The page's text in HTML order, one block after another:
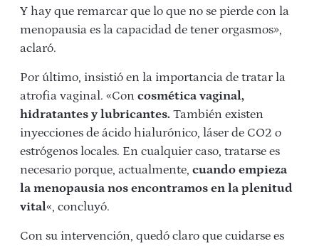
Y hay que remarcar que lo que no se pierde con la
menopausia es la capacidad de tener orgasmos»,
aclaró.
Por último, insistió en la importancia de tratar la
atrofia vaginal. «Con cosmética vaginal,
hidratantes y lubricantes. También existen
inyecciones de ácido hialurónico, láser de CO2 o
estrógenos locales. En cualquier caso, tratarse es
necesario porque, actualmente, cuando empieza
la menopausia nos encontramos en la plenitud
vital«, concluyó.
Con su intervención, quedó claro que cuidarse es